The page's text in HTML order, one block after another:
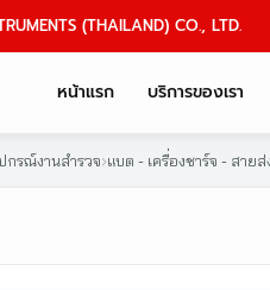
(THAILAND) CO., LTD.
หน้าแรก บริการของเรา
กรณ์งานสำรวจ›แบต - เครื่องชาร์จ - สาย